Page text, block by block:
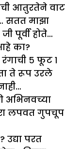
आतुरतेने वाट
सतत माझा
पूर्वी होते…
का?
५ फूट १
ते रूप उरले
अभिनवच्या
लपवत गुपचूप
उद्या परत